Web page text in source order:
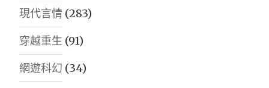
現代言情(283)
穿越重生 (91)
網遊科幻 (34)